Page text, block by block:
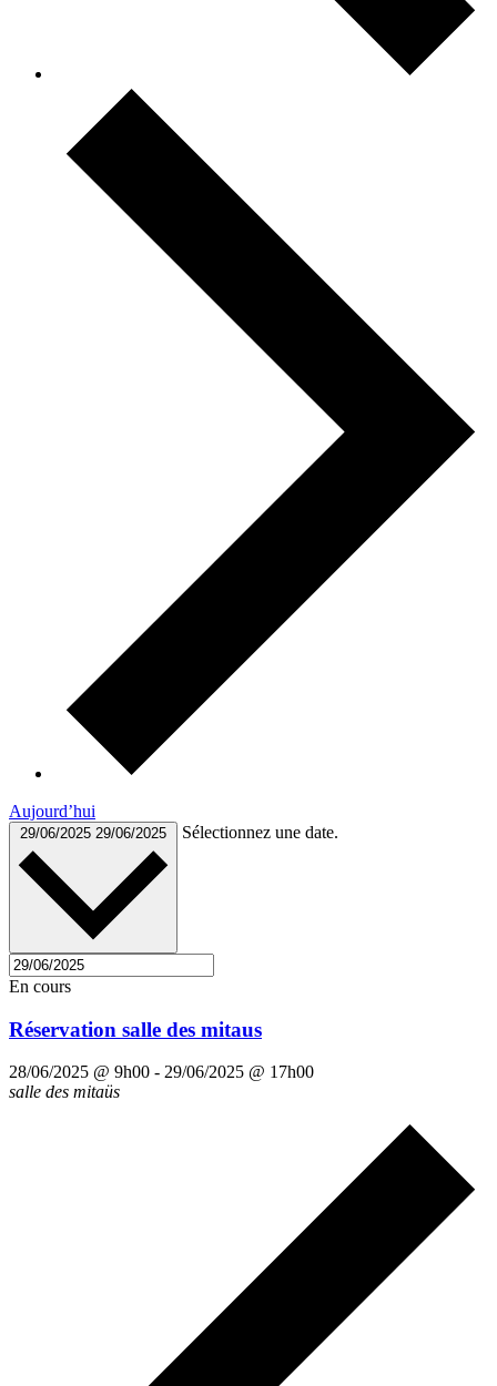
Aujourd’hui
29/06/2025 29/06/2025 Sélectionnez une date.
En cours
Réservation salle des mitaus
28/06/2025 @ 9h00 - 29/06/2025 @ 17h00
salle des mitaüs